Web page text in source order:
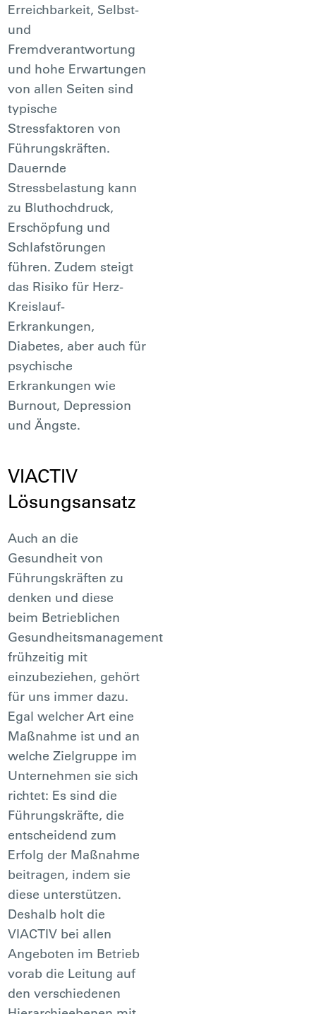
Erreichbarkeit, Selbst-
und
Fremdverantwortung
und hohe Erwartungen
von allen Seiten sind
typische
Stressfaktoren von
Führungskräften.
Dauernde
Stressbelastung kann
zu Bluthochdruck,
Erschöpfung und
Schlafstörungen
führen. Zudem steigt
das Risiko für Herz-
Kreislauf-
Erkrankungen,
Diabetes, aber auch für
psychische
Erkrankungen wie
Burnout, Depression
und Ängste.
VIACTIV
Lösungsansatz
Auch an die
Gesundheit von
Führungskräften zu
denken und diese
beim Betrieblichen
Gesundheitsmanagement
frühzeitig mit
einzubeziehen, gehört
für uns immer dazu.
Egal welcher Art eine
Maßnahme ist und an
welche Zielgruppe im
Unternehmen sie sich
richtet: Es sind die
Führungskräfte, die
entscheidend zum
Erfolg der Maßnahme
beitragen, indem sie
diese unterstützen.
Deshalb holt die
VIACTIV bei allen
Angeboten im Betrieb
vorab die Leitung auf
den verschiedenen